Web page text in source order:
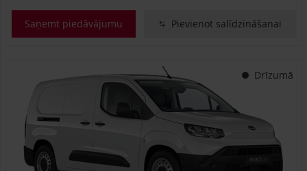
Saņemt piedāvājumu Pievienot salīdzināšanai
Drīzumā